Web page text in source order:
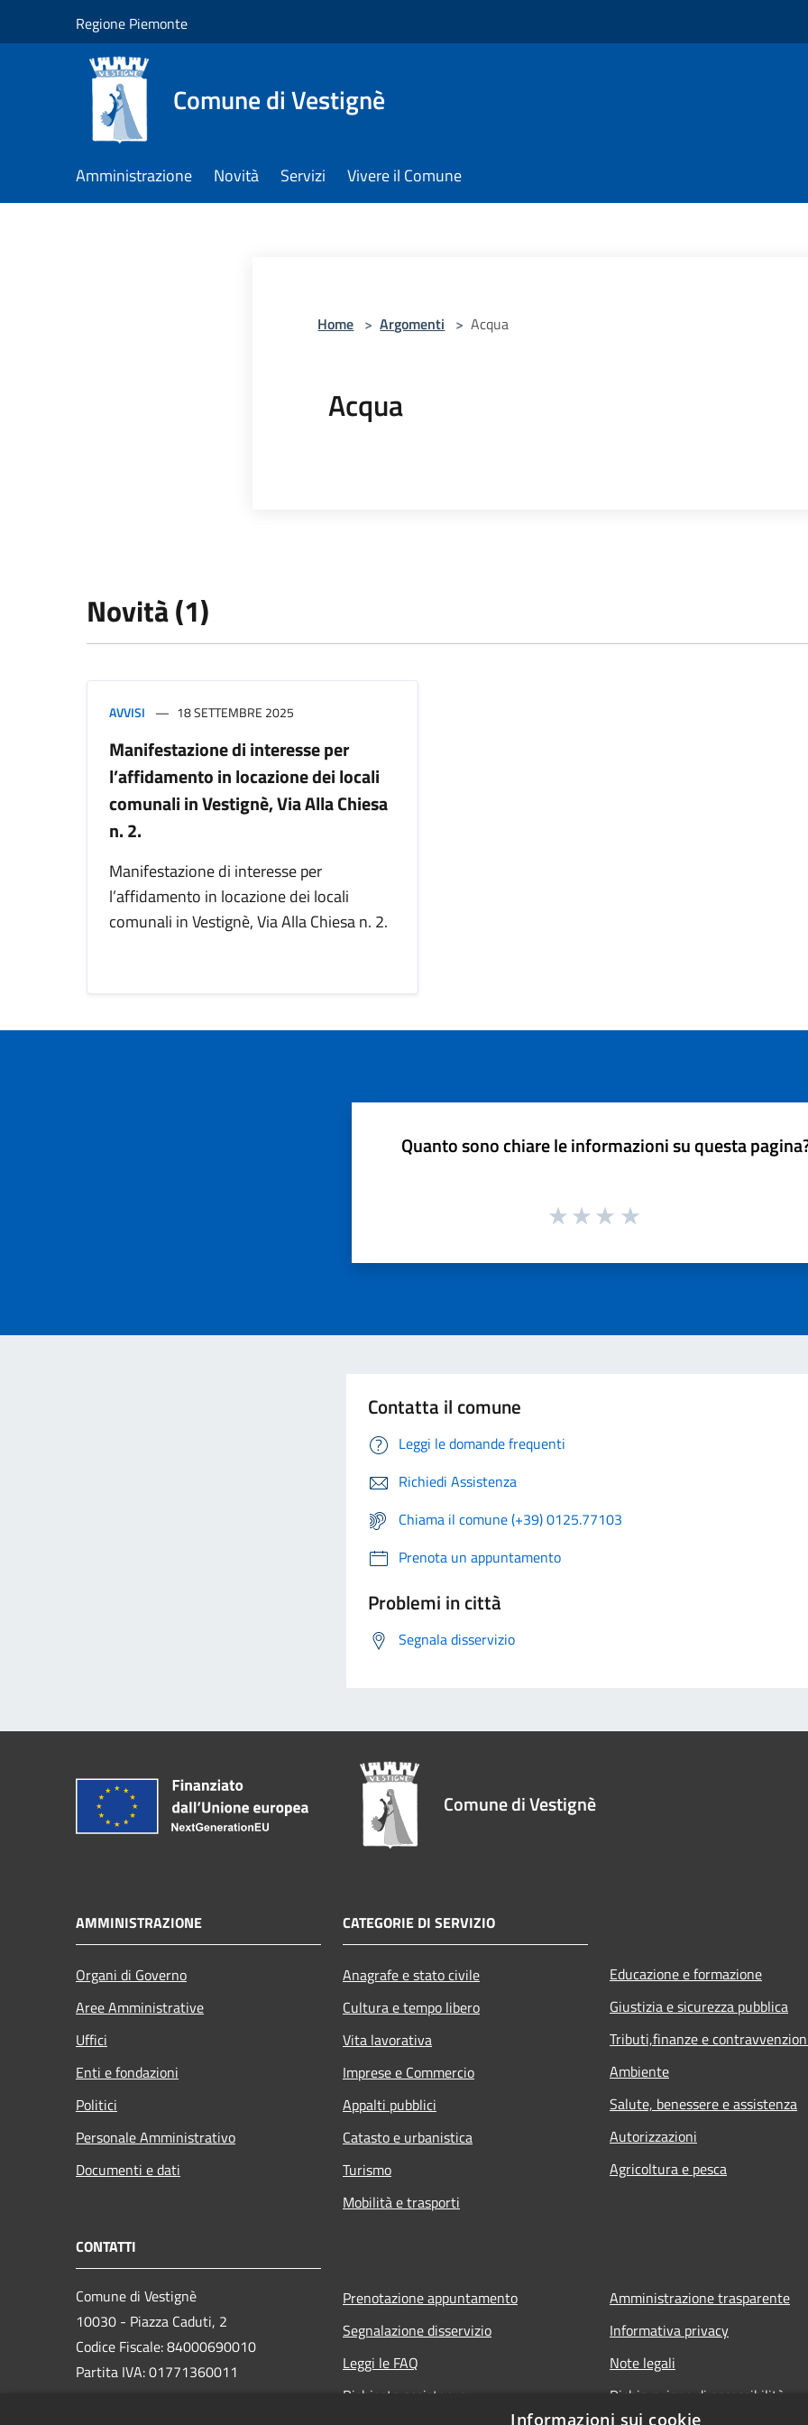
Regione Piemonte
Comune di Vestignè
Amministrazione Novità Servizi Vivere il Comune
Home > Argomenti > Acqua
Acqua
Novità (1)
AVVISI 18 SETTEMBRE 2025
Manifestazione di interesse per
l’affidamento in locazione dei locali
comunali in Vestignè, Via Alla Chiesa
n. 2.
Manifestazione di interesse per
l’affidamento in locazione dei locali
comunali in Vestignè, Via Alla Chiesa n. 2.
Quanto sono chiare le informazioni su questa
Contatta il comune
Leggi le domande frequenti
Richiedi Assistenza
Chiama il comune (+39) 0125.77103
Prenota un appuntamento
Problemi in città
Segnala disservizio
Comune di Vestignè
AMMINISTRAZIONE
Organi di Governo
Aree Amministrative
Uffici
Enti e fondazioni
Politici
Personale Amministrativo
Documenti e dati
CATEGORIE DI SERVIZIO
Anagrafe e stato civile
Cultura e tempo libero
Vita lavorativa
Imprese e Commercio
Appalti pubblici
Catasto e urbanistica
Turismo
Mobilità e trasporti
Educazione e formazione
Giustizia e sicurezza pubblica
Tributi,finanze e
Ambiente
Salute, benessere e assistenza
Autorizzazioni
Agricoltura e pesca
CONTATTI
Comune di Vestignè
10030 - Piazza Caduti, 2
Codice Fiscale: 84000690010
Partita IVA: 01771360011
Prenotazione appuntamento
Segnalazione disservizio
Leggi le FAQ
Richiesta assistenza
Amministrazione trasparente
Informativa privacy
Note legali
Dichiarazione di accessibilità
Informazioni sui cookie